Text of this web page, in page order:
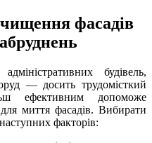
фасадів
будівель,
— досить трудомісткий
ефективним допоможе
для миття фасадів. Вибирати
факторів: